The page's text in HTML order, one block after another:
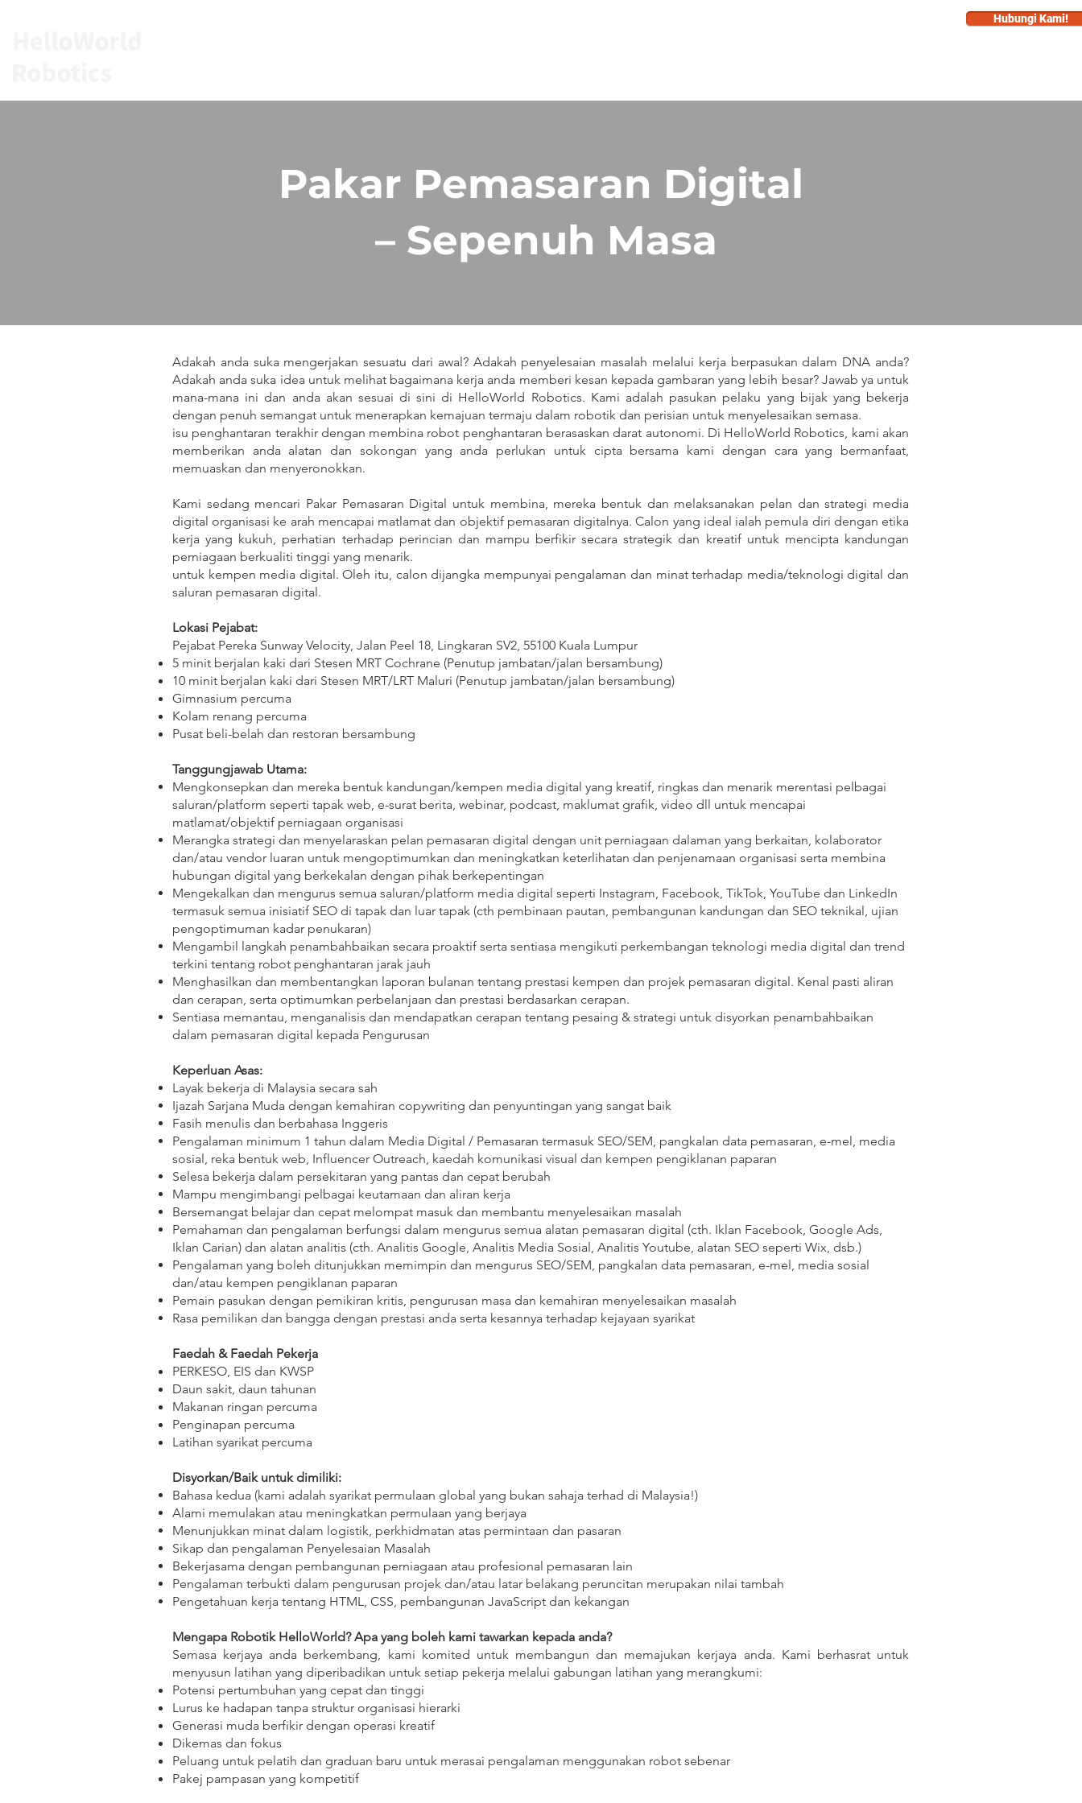
Hubungi Kami!
Pakar Pemasaran Digital
– Sepenuh Masa
Adakah anda suka mengerjakan sesuatu dari awal? Adakah penyelesaian masalah melalui kerja berpasukan dalam DNA anda?
Adakah anda suka idea untuk melihat bagaimana kerja anda memberi kesan kepada gambaran yang lebih besar? Jawab ya untuk
mana-mana ini dan anda akan sesuai di sini di HelloWorld Robotics. Kami adalah pasukan pelaku yang bijak yang bekerja
dengan penuh semangat untuk menerapkan kemajuan termaju dalam robotik dan perisian untuk menyelesaikan semasa.
isu penghantaran terakhir dengan membina robot penghantaran berasaskan darat autonomi. Di HelloWorld Robotics, kami akan
memberikan anda alatan dan sokongan yang anda perlukan untuk cipta bersama kami dengan cara yang bermanfaat,
memuaskan dan menyeronokkan.
Kami sedang mencari Pakar Pemasaran Digital untuk membina, mereka bentuk dan melaksanakan pelan dan strategi media
digital organisasi ke arah mencapai matlamat dan objektif pemasaran digitalnya. Calon yang ideal ialah pemula diri dengan etika
kerja yang kukuh, perhatian terhadap perincian dan mampu berfikir secara strategik dan kreatif untuk mencipta kandungan
perniagaan berkualiti tinggi yang menarik.
untuk kempen media digital. Oleh itu, calon dijangka mempunyai pengalaman dan minat terhadap media/teknologi digital dan
saluran pemasaran digital.
Lokasi Pejabat:
Pejabat Pereka Sunway Velocity, Jalan Peel 18, Lingkaran SV2, 55100 Kuala Lumpur
5 minit berjalan kaki dari Stesen MRT Cochrane (Penutup jambatan/jalan bersambung)
10 minit berjalan kaki dari Stesen MRT/LRT Maluri (Penutup jambatan/jalan bersambung)
Gimnasium percuma
Kolam renang percuma
Pusat beli-belah dan restoran bersambung
Tanggungjawab Utama:
Mengkonsepkan dan mereka bentuk kandungan/kempen media digital yang kreatif, ringkas dan menarik merentasi pelbagai
saluran/platform seperti tapak web, e-surat berita, webinar, podcast, maklumat grafik, video dll untuk mencapai
matlamat/objektif perniagaan organisasi
Merangka strategi dan menyelaraskan pelan pemasaran digital dengan unit perniagaan dalaman yang berkaitan, kolaborator
dan/atau vendor luaran untuk mengoptimumkan dan meningkatkan keterlihatan dan penjenamaan organisasi serta membina
hubungan digital yang berkekalan dengan pihak berkepentingan
Mengekalkan dan mengurus semua saluran/platform media digital seperti Instagram, Facebook, TikTok, YouTube dan LinkedIn
termasuk semua inisiatif SEO di tapak dan luar tapak (cth pembinaan pautan, pembangunan kandungan dan SEO teknikal, ujian
pengoptimuman kadar penukaran)
Mengambil langkah penambahbaikan secara proaktif serta sentiasa mengikuti perkembangan teknologi media digital dan trend
terkini tentang robot penghantaran jarak jauh
Menghasilkan dan membentangkan laporan bulanan tentang prestasi kempen dan projek pemasaran digital. Kenal pasti aliran
dan cerapan, serta optimumkan perbelanjaan dan prestasi berdasarkan cerapan.
Sentiasa memantau, menganalisis dan mendapatkan cerapan tentang pesaing & strategi untuk disyorkan penambahbaikan
dalam pemasaran digital kepada Pengurusan
Keperluan Asas:
Layak bekerja di Malaysia secara sah
Ijazah Sarjana Muda dengan kemahiran copywriting dan penyuntingan yang sangat baik
Fasih menulis dan berbahasa Inggeris
Pengalaman minimum 1 tahun dalam Media Digital / Pemasaran termasuk SEO/SEM, pangkalan data pemasaran, e-mel, media
sosial, reka bentuk web, Influencer Outreach, kaedah komunikasi visual dan kempen pengiklanan paparan
Selesa bekerja dalam persekitaran yang pantas dan cepat berubah
Mampu mengimbangi pelbagai keutamaan dan aliran kerja
Bersemangat belajar dan cepat melompat masuk dan membantu menyelesaikan masalah
Pemahaman dan pengalaman berfungsi dalam mengurus semua alatan pemasaran digital (cth. Iklan Facebook, Google Ads,
Iklan Carian) dan alatan analitis (cth. Analitis Google, Analitis Media Sosial, Analitis Youtube, alatan SEO seperti Wix, dsb.)
Pengalaman yang boleh ditunjukkan memimpin dan mengurus SEO/SEM, pangkalan data pemasaran, e-mel, media sosial
dan/atau kempen pengiklanan paparan
Pemain pasukan dengan pemikiran kritis, pengurusan masa dan kemahiran menyelesaikan masalah
Rasa pemilikan dan bangga dengan prestasi anda serta kesannya terhadap kejayaan syarikat
Faedah & Faedah Pekerja
PERKESO, EIS dan KWSP
Daun sakit, daun tahunan
Makanan ringan percuma
Penginapan percuma
Latihan syarikat percuma
Disyorkan/Baik untuk dimiliki:
Bahasa kedua (kami adalah syarikat permulaan global yang bukan sahaja terhad di Malaysia!)
Alami memulakan atau meningkatkan permulaan yang berjaya
Menunjukkan minat dalam logistik, perkhidmatan atas permintaan dan pasaran
Sikap dan pengalaman Penyelesaian Masalah
Bekerjasama dengan pembangunan perniagaan atau profesional pemasaran lain
Pengalaman terbukti dalam pengurusan projek dan/atau latar belakang peruncitan merupakan nilai tambah
Pengetahuan kerja tentang HTML, CSS, pembangunan JavaScript dan kekangan
Mengapa Robotik HelloWorld? Apa yang boleh kami tawarkan kepada anda?
Semasa kerjaya anda berkembang, kami komited untuk membangun dan memajukan kerjaya anda. Kami berhasrat untuk
menyusun latihan yang diperibadikan untuk setiap pekerja melalui gabungan latihan yang merangkumi:
Potensi pertumbuhan yang cepat dan tinggi
Lurus ke hadapan tanpa struktur organisasi hierarki
Generasi muda berfikir dengan operasi kreatif
Dikemas dan fokus
Peluang untuk pelatih dan graduan baru untuk merasai pengalaman menggunakan robot sebenar
Pakej pampasan yang kompetitif